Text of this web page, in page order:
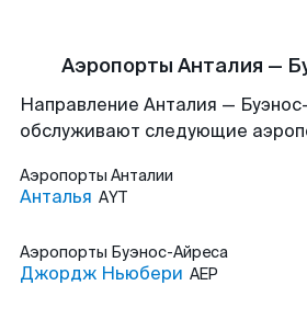
Аэропорты Анталия —
Направление Анталия —
обслуживают следующие
Аэропорты Анталии
Анталья AYT
Аэропорты Буэнос-Айреса
Джордж Ньюбери AEP